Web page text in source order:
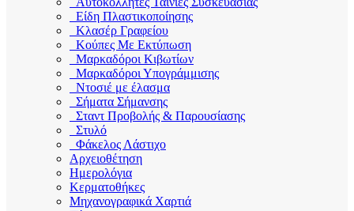
Είδη Πλαστικοποίησης
Κλασέρ Γραφείου
Κούπες Με Εκτύπωση
Μαρκαδόροι Κιβωτίων
Μαρκαδόροι Υπογράμμισης
Ντοσιέ με έλασμα
Σήματα Σήμανσης
Σταντ Προβολής & Παρουσίασης
Στυλό
Φάκελος Λάστιχο
Αρχειοθέτηση
Ημερολόγια
Κερματοθήκες
Μηχανογραφικά Χαρτιά